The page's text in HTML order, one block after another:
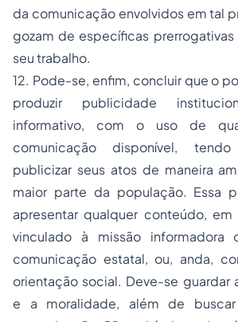
da comunicação envolvidos em tal
gozam de específicas prerrogativas
seu trabalho.
12. Pode-se, enfim, concluir que o
produzir publicidade
informativo, com o uso de
comunicação disponível,
publicizar seus atos de maneira
maior parte da população. Essa
apresentar qualquer conteúdo,
vinculado à missão informadora
comunicação estatal, ou, anda,
orientação social. Deve-se guardar
e a moralidade, além de